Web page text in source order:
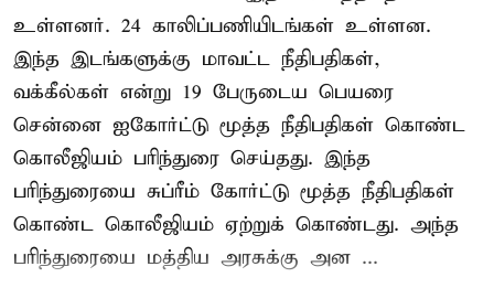
உள்ளனர். 24 காலிப்பணியிடங்கள் உள்ளன.
இந்த இடங்களுக்கு மாவட்ட நீதிபதிகள்,
வக்கீல்கள் என்று 19 பேருடைய பெயரை
சென்னை ஐகோர்ட்டு மூத்த நீதிபதிகள் கொண்ட
கொலீஜியம் பரிந்துரை செய்தது. இந்த
பரிந்துரையை சுப்ரீம் கோர்ட்டு மூத்த நீதிபதிகள்
கொண்ட கொலீஜியம் ஏற்றுக் கொண்டது. அந்த
பரிந்துரையை மத்திய அரசுக்கு அன ...